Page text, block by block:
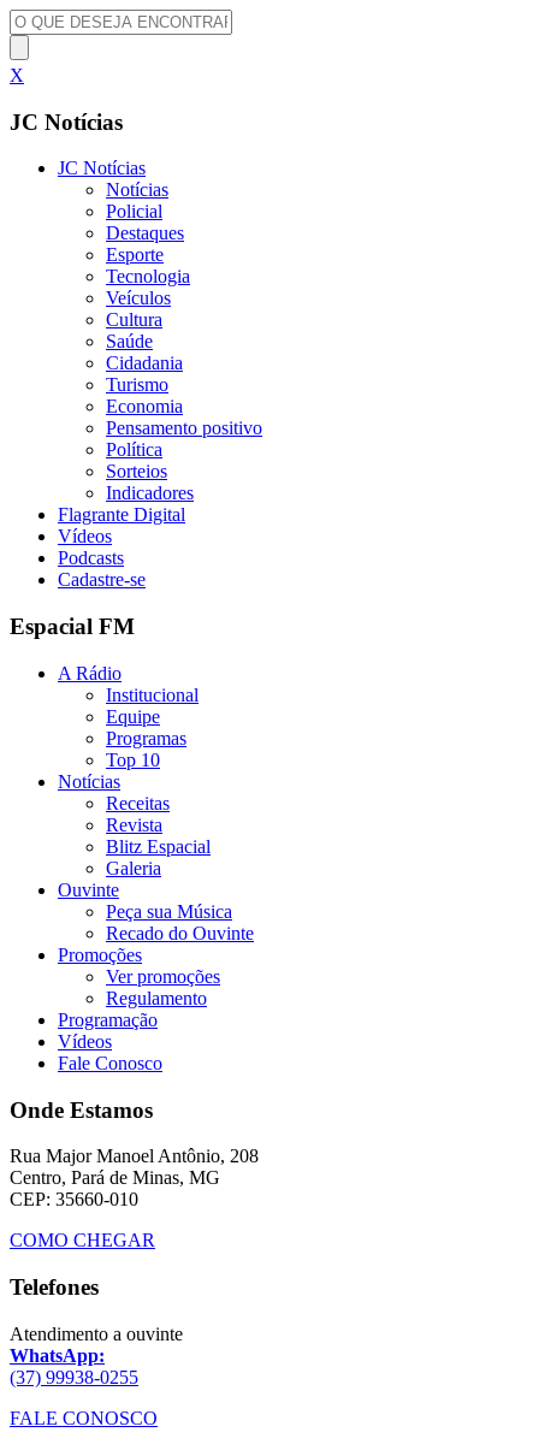
X
JC Notícias
JC Notícias
Notícias
Policial
Destaques
Esporte
Tecnologia
Veículos
Cultura
Saúde
Cidadania
Turismo
Economia
Pensamento positivo
Política
Sorteios
Indicadores
Flagrante Digital
Vídeos
Podcasts
Cadastre-se
Espacial FM
A Rádio
Institucional
Equipe
Programas
Top 10
Notícias
Receitas
Revista
Blitz Espacial
Galeria
Ouvinte
Peça sua Música
Recado do Ouvinte
Promoções
Ver promoções
Regulamento
Programação
Vídeos
Fale Conosco
Onde Estamos
Rua Major Manoel Antônio, 208
Centro, Pará de Minas, MG
CEP: 35660-010
COMO CHEGAR
Telefones
Atendimento a ouvinte
WhatsApp:
(37) 99938-0255
FALE CONOSCO